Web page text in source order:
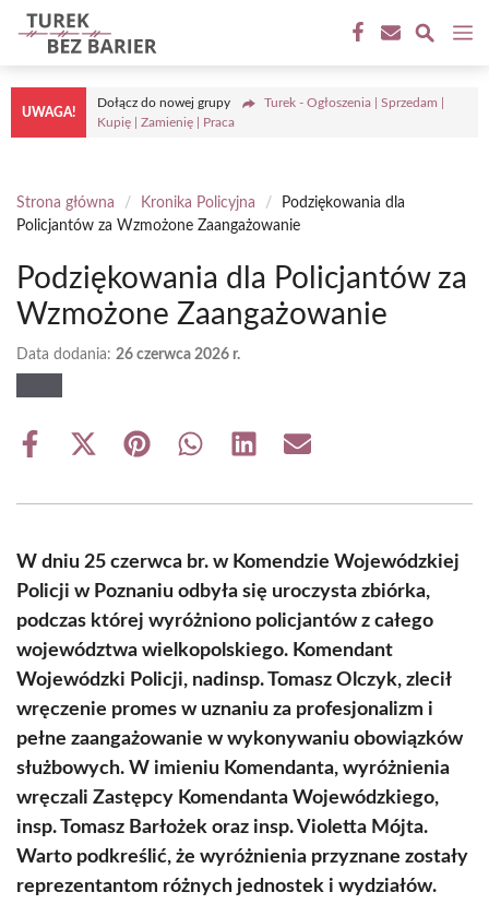
Przejdź
do
treści
UWAGA!
Dołącz do nowej grupy
Turek - Ogłoszenia | Sprzedam |
Kupię | Zamienię | Praca
Strona główna / Kronika Policyjna /
Podziękowania dla
Policjantów za Wzmożone Zaangażowanie
Podziękowania dla Policjantów za
Wzmożone Zaangażowanie
Data dodania: 26 czerwca 2026 r.
Share
Share
(Twitter)
Share Share Share Share
W dniu 25 czerwca br. w Komendzie Wojewódzkiej
Policji w Poznaniu odbyła się uroczysta zbiórka,
podczas której wyróżniono policjantów z całego
województwa wielkopolskiego. Komendant
Wojewódzki Policji, nadinsp. Tomasz Olczyk, zlecił
wręczenie promes w uznaniu za profesjonalizm i
pełne zaangażowanie w wykonywaniu obowiązków
służbowych. W imieniu Komendanta, wyróżnienia
wręczali Zastępcy Komendanta Wojewódzkiego,
insp. Tomasz Barłożek oraz insp. Violetta Mójta.
Warto podkreślić, że wyróżnienia przyznane zostały
reprezentantom różnych jednostek i wydziałów.